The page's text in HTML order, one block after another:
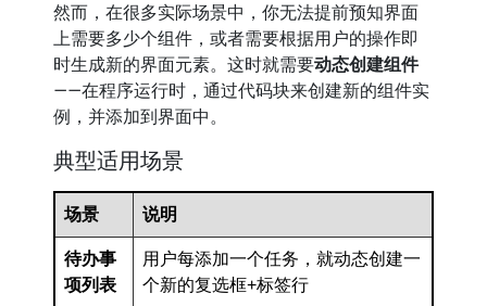
然而，在很多实际场景中，你无法提前预知界面
上需要多少个组件，或者需要根据用户的操作即
时生成新的界面元素。这时就需要动态创建组件
——在程序运行时，通过代码块来创建新的组件实
例，并添加到界面中。
典型适用场景
场景 说明
待办事
项列表
用户每添加一个任务，就动态创建一
个新的复选框+标签行